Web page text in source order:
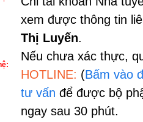
xem được thông tin
Thị Luyến.
Nếu chưa xác thực,
HOTLINE: (Bấm vào
tư vấn để được bộ
ngay sau 30 phút.